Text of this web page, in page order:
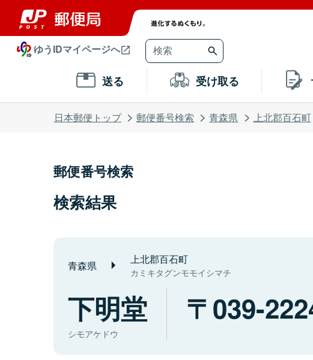
ゆうIDマイページへ
送る 受け取る
日本郵便トップ 郵便番号検索 青森県 上北郡百石町
郵便番号検索
検索結果
青森県 上北郡百石町
カミキタグンモモイシマチ
下明堂
シモアケドウ
039-